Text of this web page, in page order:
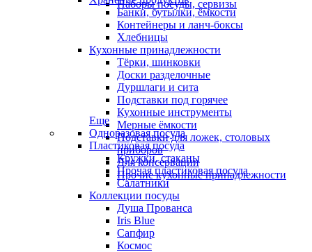
Наборы посуды, сервизы
Банки, бутылки, ёмкости
Контейнеры и ланч-боксы
Хлебницы
Кухонные принадлежности
Тёрки, шинковки
Доски разделочные
Дуршлаги и сита
Подставки под горячее
Кухонные инструменты
Мерные ёмкости
Подставки для ложек, столовых
приборов
Для консервации
Прочие кухонные принадлежности
Еще
Одноразовая посуда
Пластиковая посуда
Кружки, стаканы
Прочая пластиковая посуда
Салатники
Коллекции посуды
Душа Прованса
Iris Blue
Сапфир
Космос